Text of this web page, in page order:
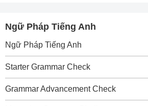
Ngữ Pháp Tiếng Anh
Ngữ Pháp Tiếng Anh
Starter Grammar Check
Grammar Advancement Check